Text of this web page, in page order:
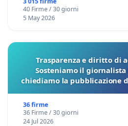
40 Firme / 30 giorni
5 May 2026
Trasparenza e diritto di
Sosteniamo il
chiediamo la pubblicazione
36 firme
36 Firme / 30 giorni
24 Jul 2026